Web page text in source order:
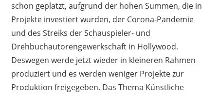
schon geplatzt, aufgrund der hohen Summen, die in
Projekte investiert wurden, der Corona-Pandemie
und des Streiks der Schauspieler- und
Drehbuchautorengewerkschaft in Hollywood.
Deswegen werde jetzt wieder in kleineren Rahmen
produziert und es werden weniger Projekte zur
Produktion freigegeben. Das Thema Künstliche